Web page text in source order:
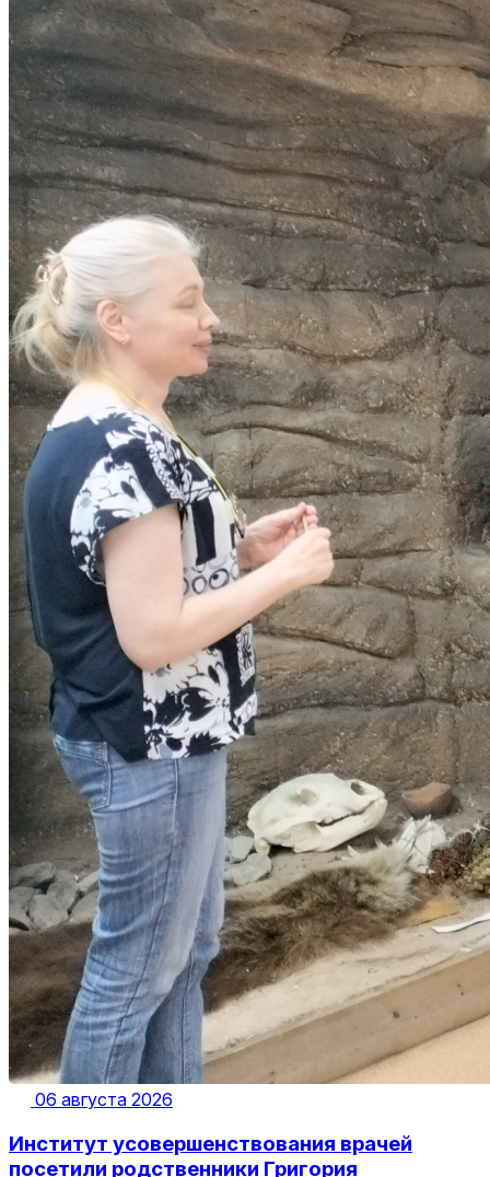
06 августа 2026
Институт усовершенствования врачей
посетили родственники Григория